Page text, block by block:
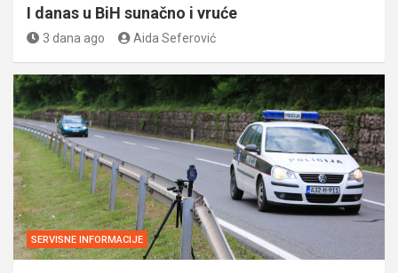
I danas u BiH sunačno i vruće
3 dana ago Aida Seferović
SERVISNE INFORMACIJE